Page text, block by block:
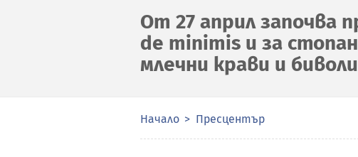
От 27 април започва
de minimis и за
млечни крави и
Начало Пресцентър